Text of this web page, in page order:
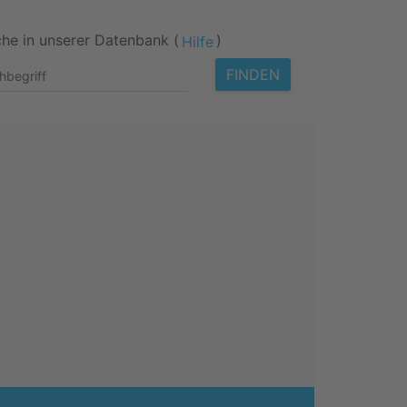
in unserer Datenbank ( Hilfe )
FINDEN